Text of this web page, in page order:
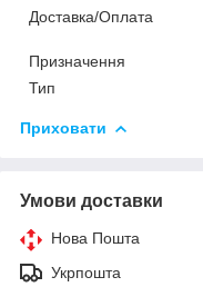
Доставка/Оплата
Призначення
Тип
Приховати
Умови доставки
Нова Пошта
Укрпошта